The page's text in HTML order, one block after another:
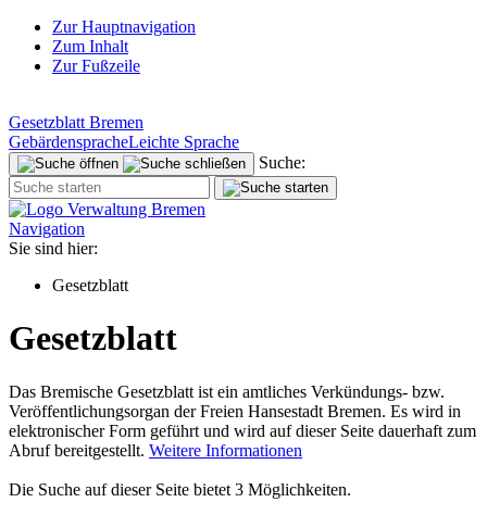
Zur Hauptnavigation
Zum Inhalt
Zur Fußzeile
Gesetzblatt Bremen
GebärdenspracheLeichte Sprache
Suche:
Navigation
Sie sind hier:
Gesetzblatt
Gesetzblatt
Das Bremische Gesetzblatt ist ein amtliches Verkündungs- bzw.
Veröffentlichungsorgan der Freien Hansestadt Bremen. Es wird in
elektronischer Form geführt und wird auf dieser Seite dauerhaft zum
Abruf bereitgestellt. Weitere Informationen
Die Suche auf dieser Seite bietet 3 Möglichkeiten.